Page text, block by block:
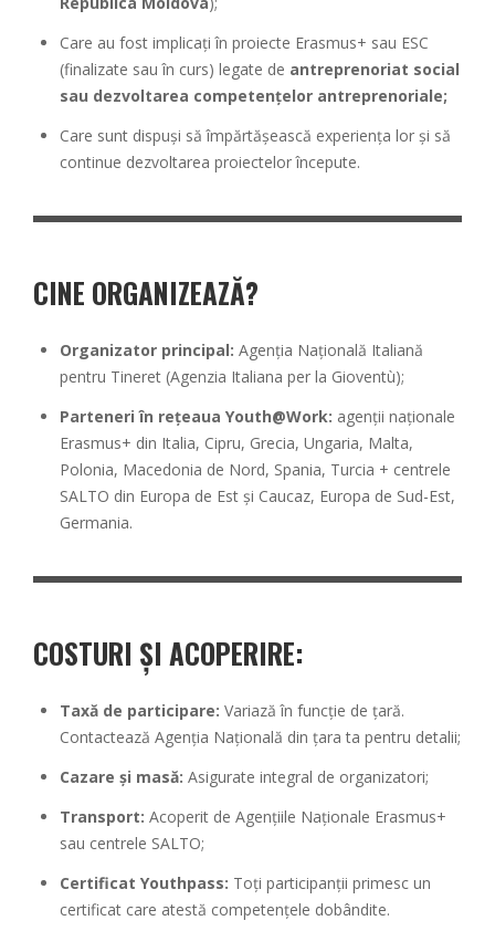
Care au fost implicați în proiecte Erasmus+ sau ESC
(finalizate sau în curs) legate de antreprenoriat social
sau dezvoltarea competențelor antreprenoriale;
Care sunt dispuși să împărtășească experiența lor și să
continue dezvoltarea proiectelor începute.
CINE ORGANIZEAZĂ?
Organizator principal: Agenția Națională Italiană
pentru Tineret (Agenzia Italiana per la Gioventù);
Parteneri în rețeaua Youth@Work: agenții naționale
Erasmus+ din Italia, Cipru, Grecia, Ungaria, Malta,
Polonia, Macedonia de Nord, Spania, Turcia + centrele
SALTO din Europa de Est și Caucaz, Europa de Sud-Est,
Germania.
COSTURI ȘI ACOPERIRE:
Taxă de participare: Variază în funcție de țară.
Contactează Agenția Națională din țara ta pentru detalii;
Cazare și masă: Asigurate integral de organizatori;
Transport: Acoperit de Agențiile Naționale Erasmus+
sau centrele SALTO;
Certificat Youthpass: Toți participanții primesc un
certificat care atestă competențele dobândite.